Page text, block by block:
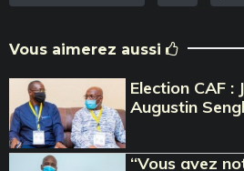
Vous aimerez aussi
Election CAF :
Augustin
‘‘Vous avez